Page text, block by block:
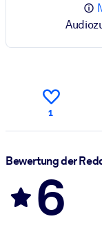
1
Bewertung der
6